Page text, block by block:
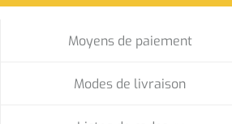
Moyens de paiement
Modes de livraison